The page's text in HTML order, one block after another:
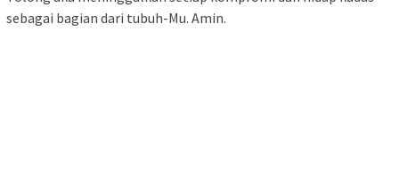
sebagai bagian dari tubuh-Mu. Amin.